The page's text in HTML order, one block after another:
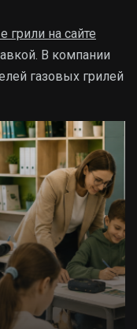
грили на сайте
В компании
газовых грилей